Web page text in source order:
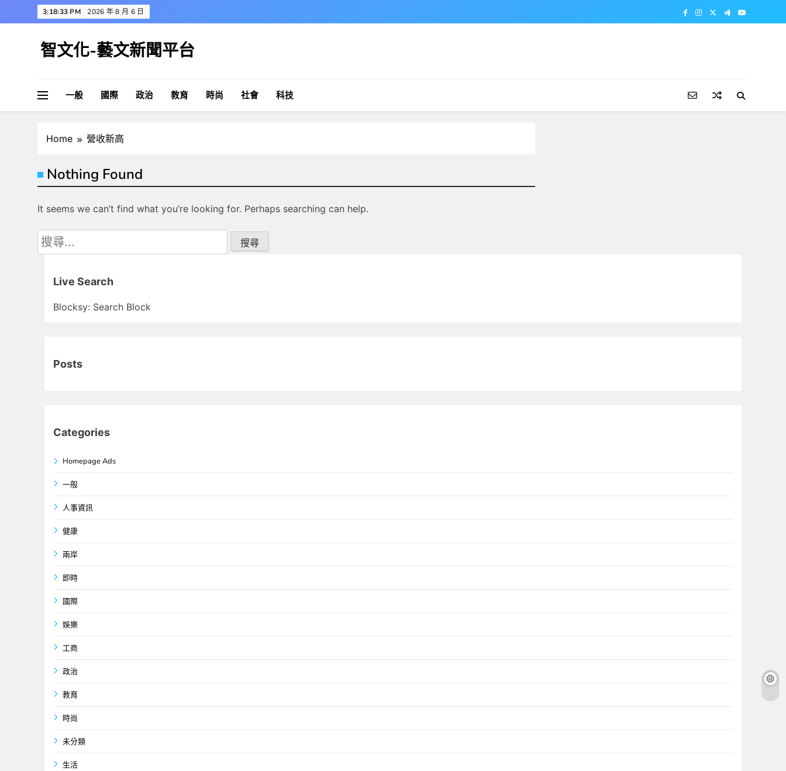
to
3:18:34 PM 2026 年 8 月 6 日
智文化-藝文新聞平台
一般 國際 政治 教育 時尚 社會 科技
Home 營收新高
Nothing Found
It seems we can’t find what you’re looking for. Perhaps searching can help.
搜
尋
Live Search
Blocksy: Search Block
Posts
Categories
Homepage Ads
一般
人事資訊
健康
兩岸
即時
國際
娛樂
工商
政治
教育
時尚
未分類
生活